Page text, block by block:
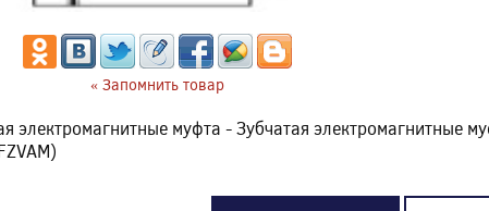
« Запомнить товар
электромагнитные муфта - Зубчатая электромагнитные